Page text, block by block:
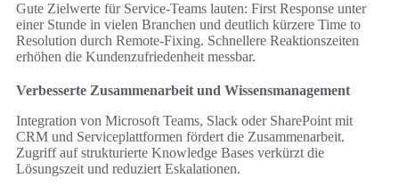
Gute Zielwerte für Service-Teams lauten: First Response unter
einer Stunde in vielen Branchen und deutlich kürzere Time to
Resolution durch Remote-Fixing. Schnellere Reaktionszeiten
erhöhen die Kundenzufriedenheit messbar.
Verbesserte Zusammenarbeit und Wissensmanagement
Integration von Microsoft Teams, Slack oder SharePoint mit
CRM und Serviceplattformen fördert die Zusammenarbeit.
Zugriff auf strukturierte Knowledge Bases verkürzt die
Lösungszeit und reduziert Eskalationen.